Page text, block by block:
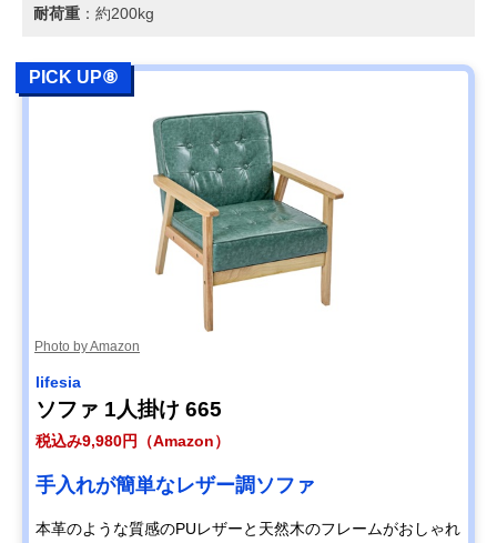
耐荷重 ：約200kg
PICK UP⑧
Photo by Amazon
lifesia
ソファ 1人掛け 665
税込み9,980円（Amazon）
手入れが簡単なレザー調ソファ
本革のような質感のPUレザーと天然木のフレームがおしゃれ